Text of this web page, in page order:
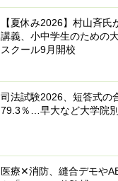
【夏休み2026】村山斉氏
講義、小中学生のための
スクール9月開校
司法試験2026、短答式の
79.3％…早大など大学院
医療✕消防、縫合デモや